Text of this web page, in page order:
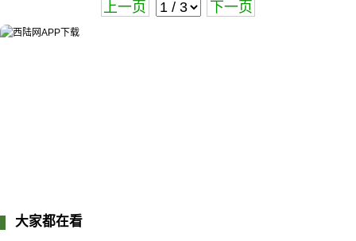
上一页 下一页
大家都在看